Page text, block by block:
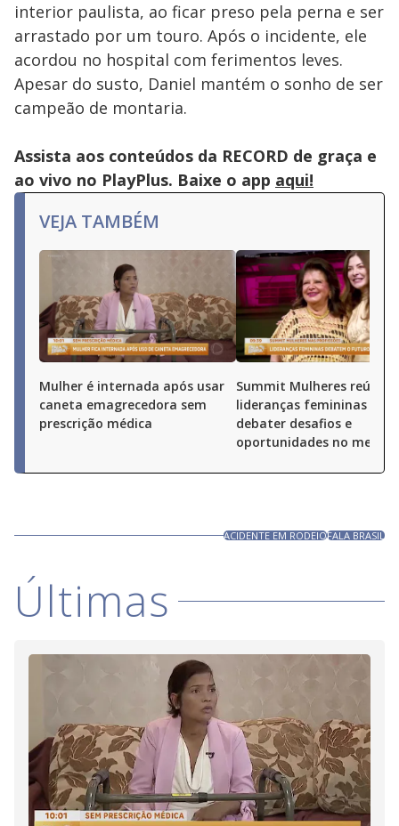
interior paulista, ao ficar preso pela perna e ser
arrastado por um touro. Após o incidente, ele
acordou no hospital com ferimentos leves.
Apesar do susto, Daniel mantém o sonho de ser
campeão de montaria.
Assista aos conteúdos da RECORD de graça e
ao vivo no PlayPlus. Baixe o app aqui!
VEJA TAMBÉM
Mulher é internada após usar
caneta emagrecedora sem
prescrição médica
Summit Mulheres reúne
lideranças femininas para
debater desafios e
oportunidades no
ACIDENTE EM RODEIOFALA BRASIL
Últimas